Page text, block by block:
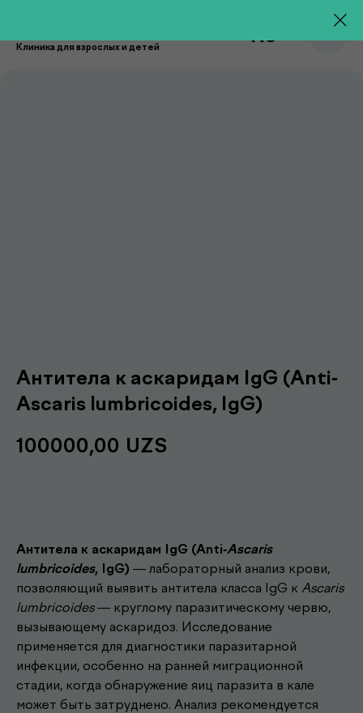
Антитела к аскаридам IgG (Anti-
Аscaris lumbricoides, IgG)
100000,00 UZS
Антитела к аскаридам IgG (Anti-Ascaris
lumbricoides, IgG) — лабораторный анализ крови,
позволяющий выявить антитела класса IgG к Ascaris
lumbricoides— круглому паразитическому червю,
вызывающему аскаридоз. Исследование
применяется для диагностики паразитарной
инфекции, особенно на ранней миграционной
стадии, когда обнаружение яиц паразита в кале
может быть затруднено. Анализ рекомендуется